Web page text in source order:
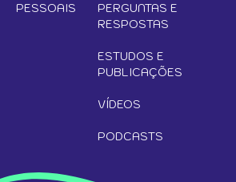
PESSOAIS
PERGUNTAS E
RESPOSTAS
ESTUDOS E
PUBLICAÇÕES
VÍDEOS
PODCASTS